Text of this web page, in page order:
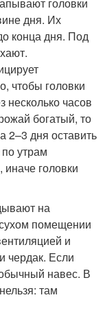
дня. Их
конца дня. Под
чтобы головки
несколько часов
богатый, то
2–3 дня оставить
утрам
иначе головки
на
помещении
и
чердак. Если
навес. В
там